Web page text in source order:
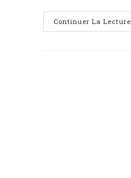
Continuer La Lecture